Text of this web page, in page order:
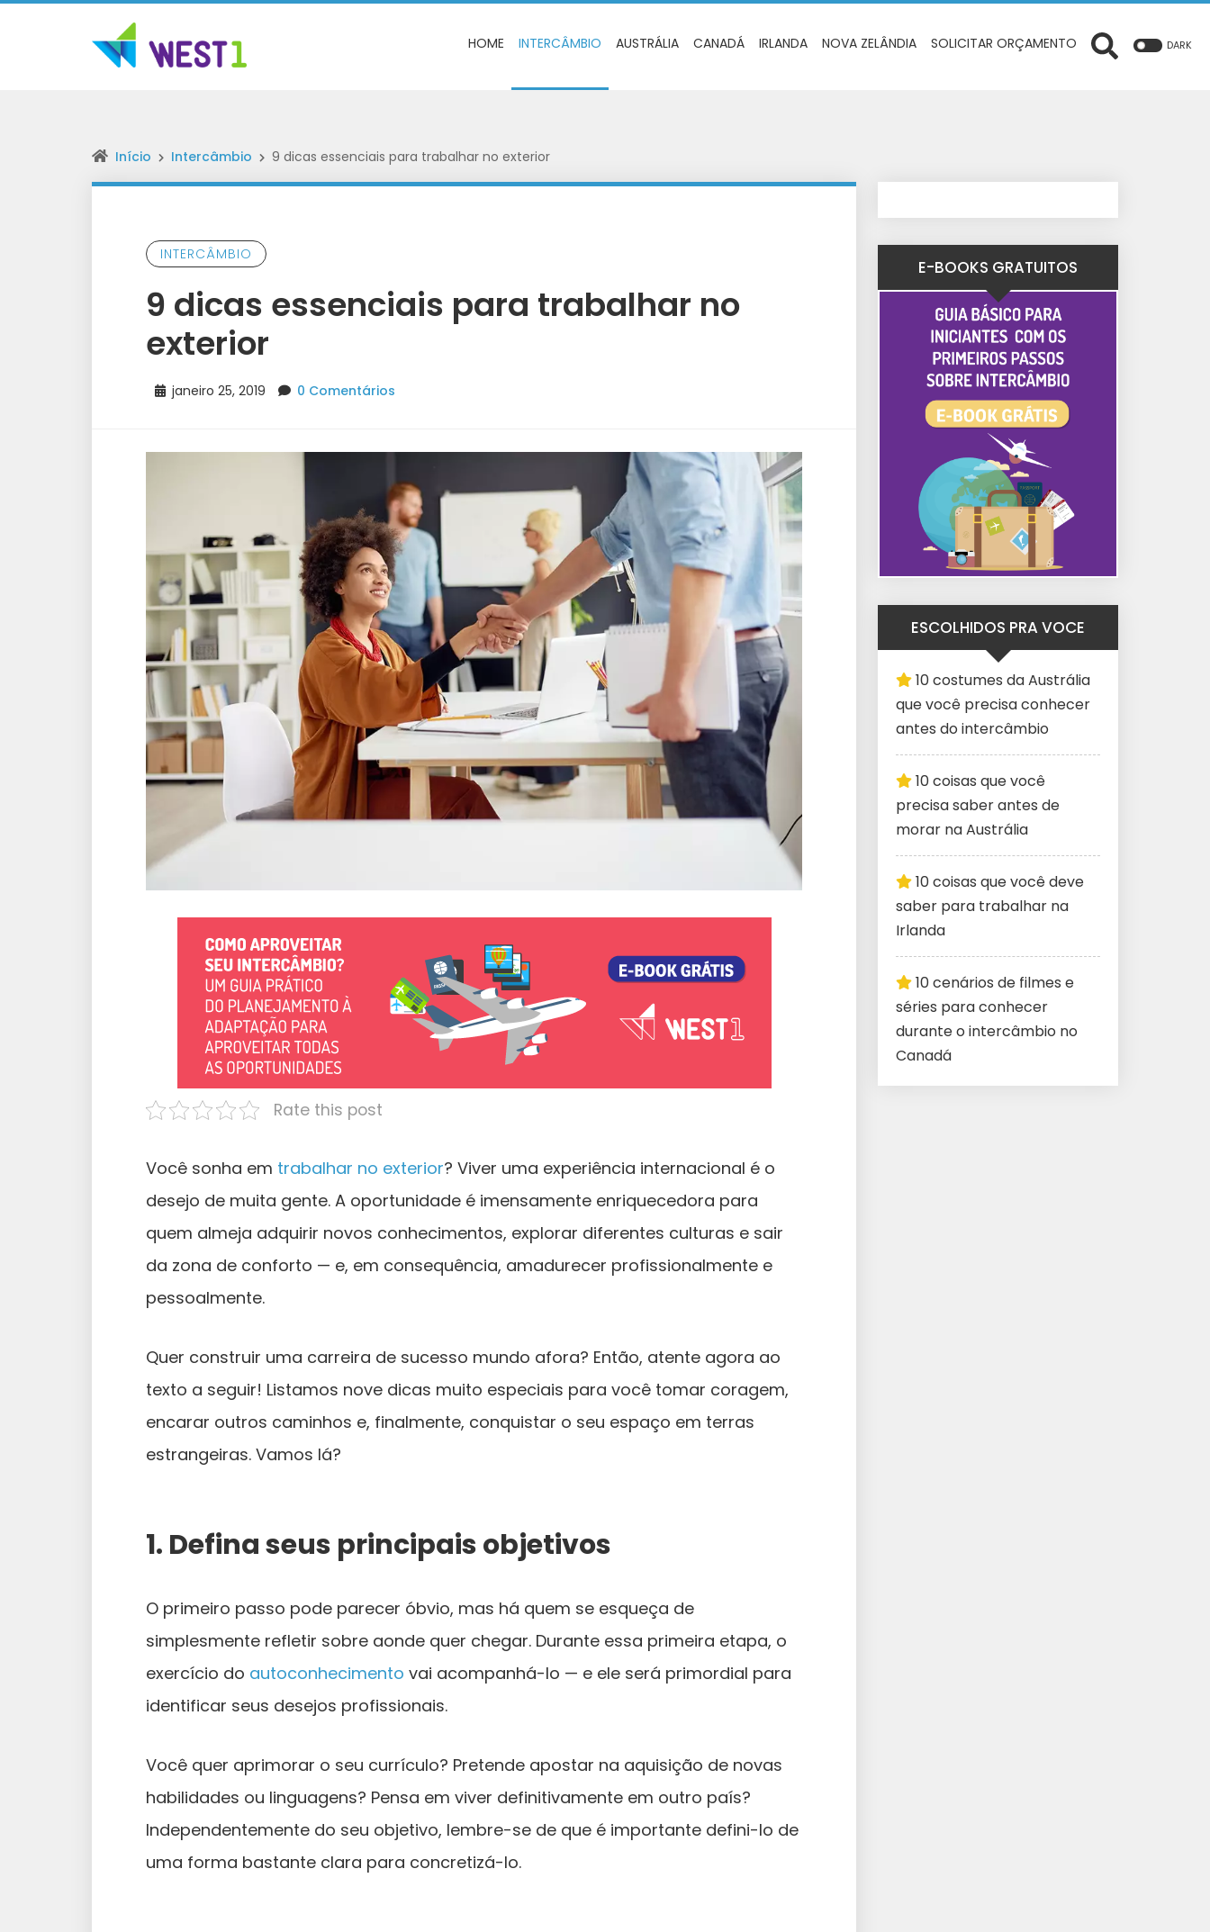
HOME INTERCÂMBIO AUSTRÁLIA CANADÁ IRLANDA NOVA ZELÂNDIA SOLICITAR ORÇAMENTO DARK
Início Intercâmbio 9 dicas essenciais para trabalhar no exterior
INTERCÂMBIO
9 dicas essenciais para trabalhar no
exterior
janeiro 25, 2019 0 Comentários
Rate this post
Você sonha em trabalhar no exterior? Viver uma experiência internacional é o
desejo de muita gente. A oportunidade é imensamente enriquecedora para
quem almeja adquirir novos conhecimentos, explorar diferentes culturas e sair
da zona de conforto — e, em consequência, amadurecer profissionalmente e
pessoalmente.
Quer construir uma carreira de sucesso mundo afora? Então, atente agora ao
texto a seguir! Listamos nove dicas muito especiais para você tomar coragem,
encarar outros caminhos e, finalmente, conquistar o seu espaço em terras
estrangeiras. Vamos lá?
1. Defina seus principais objetivos
O primeiro passo pode parecer óbvio, mas há quem se esqueça de
simplesmente refletir sobre aonde quer chegar. Durante essa primeira etapa, o
exercício do autoconhecimento vai acompanhá-lo — e ele será primordial para
identificar seus desejos profissionais.
Você quer aprimorar o seu currículo? Pretende apostar na aquisição de novas
habilidades ou linguagens? Pensa em viver definitivamente em outro país?
Independentemente do seu objetivo, lembre-se de que é importante defini-lo de
uma forma bastante clara para concretizá-lo.
E-BOOKS GRATUITOS
ESCOLHIDOS PRA VOCE
10 costumes da Austrália
que você precisa conhecer
antes do intercâmbio
10 coisas que você
precisa saber antes de
morar na Austrália
10 coisas que você deve
saber para trabalhar na
Irlanda
10 cenários de filmes e
séries para conhecer
durante o intercâmbio no
Canadá